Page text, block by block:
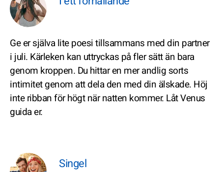
Ge er själva lite poesi tillsammans med din partner
i juli. Kärleken kan uttryckas på fler sätt än bara
genom kroppen. Du hittar en mer andlig sorts
intimitet genom att dela den med din älskade. Höj
inte ribban för högt när natten kommer. Låt Venus
guida er.
Singel